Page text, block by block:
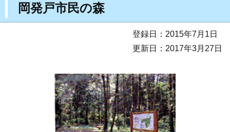
岡発戸市民の森
登録日：2015年7月1日
更新日：2017年3月27日